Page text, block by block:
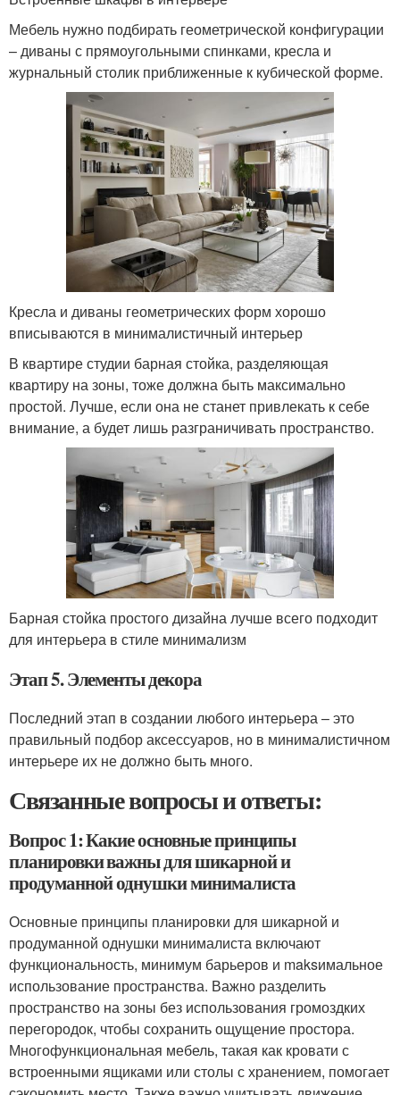
Мебель нужно подбирать геометрической конфигурации
– диваны с прямоугольными спинками, кресла и
журнальный столик приближенные к кубической форме.
Кресла и диваны геометрических форм хорошо
вписываются в минималистичный интерьер
В квартире студии барная стойка, разделяющая
квартиру на зоны, тоже должна быть максимально
простой. Лучше, если она не станет привлекать к себе
внимание, а будет лишь разграничивать пространство.
Барная стойка простого дизайна лучше всего подходит
для интерьера в стиле минимализм
Этап 5. Элементы декора
Последний этап в создании любого интерьера – это
правильный подбор аксессуаров, но в минималистичном
интерьере их не должно быть много.
Связанные вопросы и ответы:
Вопрос 1: Какие основные принципы
планировки важны для шикарной и
продуманной однушки минималиста
Основные принципы планировки для шикарной и
продуманной однушки минималиста включают
функциональность, минимум барьеров и maksимальное
использование пространства. Важно разделить
пространство на зоны без использования громоздких
перегородок, чтобы сохранить ощущение простора.
Многофункциональная мебель, такая как кровати с
встроенными ящиками или столы с хранением, помогает